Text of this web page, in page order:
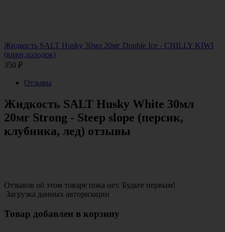
Жидкость SALT Husky 30мл 20мг Double Ice - CHILLY KIWI
(киви,холодок)
350 ₽
Отзывы
Жидкость SALT Husky White 30мл
20мг Strong - Steep slope (персик,
клубника, лед) отзывы
Отзывов об этом товаре пока нет. Будьте первым!
Загрузка данных авторизации
Товар добавлен в корзину